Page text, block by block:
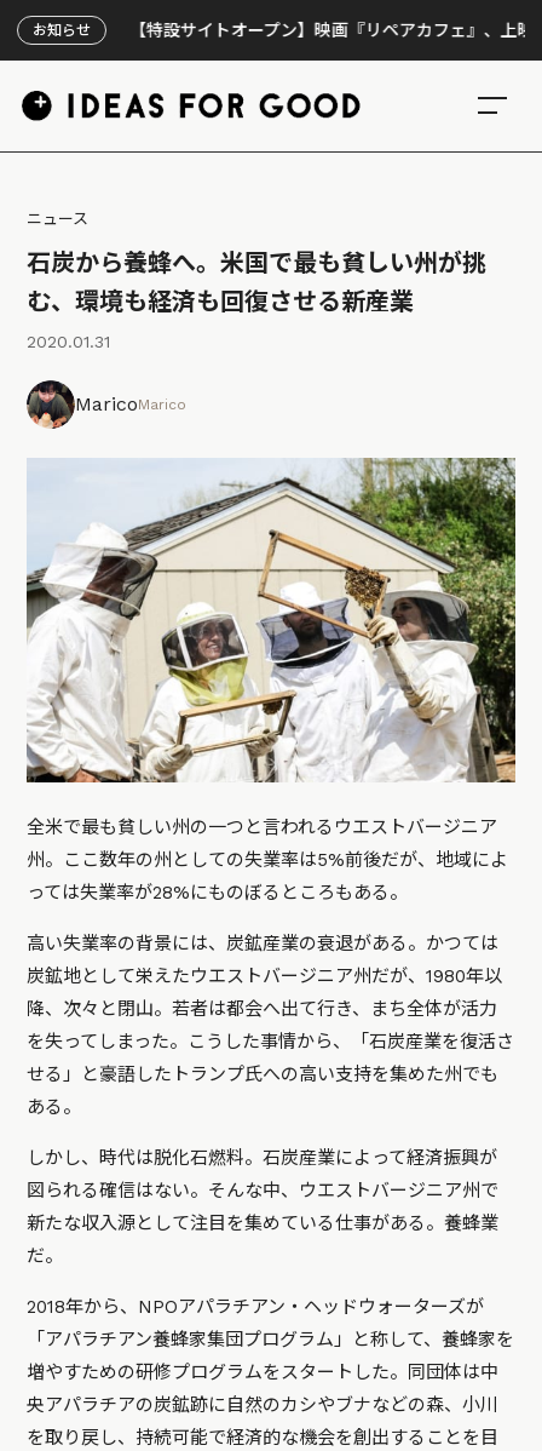
お知らせ
【特設サイトオープン】映画『リペアカフェ』、上映300回の
ニュース
石炭から養蜂へ。米国で最も貧しい州が挑
む、環境も経済も回復させる新産業
2020.01.31
MaricoMarico
全米で最も貧しい州の一つと言われるウエストバージニア
州。ここ数年の州としての失業率は5%前後だが、地域によ
っては失業率が28%にものぼるところもある。
高い失業率の背景には、炭鉱産業の衰退がある。かつては
炭鉱地として栄えたウエストバージニア州だが、1980年以
降、次々と閉山。若者は都会へ出て行き、まち全体が活力
を失ってしまった。こうした事情から、「石炭産業を復活さ
せる」と豪語したトランプ氏への高い支持を集めた州でも
ある。
しかし、時代は脱化石燃料。石炭産業によって経済振興が
図られる確信はない。そんな中、ウエストバージニア州で
新たな収入源として注目を集めている仕事がある。養蜂業
だ。
2018年から、NPOアパラチアン・ヘッドウォーターズが
「アパラチアン養蜂家集団プログラム」と称して、養蜂家を
増やすための研修プログラムをスタートした。同団体は中
央アパラチアの炭鉱跡に自然のカシやブナなどの森、小川
を取り戻し、持続可能で経済的な機会を創出することを目